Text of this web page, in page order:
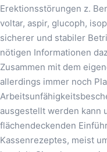
Erektionsstörungen z.
voltar, aspir, glucoph,
sicherer und stabiler
nötigen Informationen
Zusammen mit dem
allerdings immer noch
ausgestellt werden kann
flächendeckenden
Kassenrezeptes, meist